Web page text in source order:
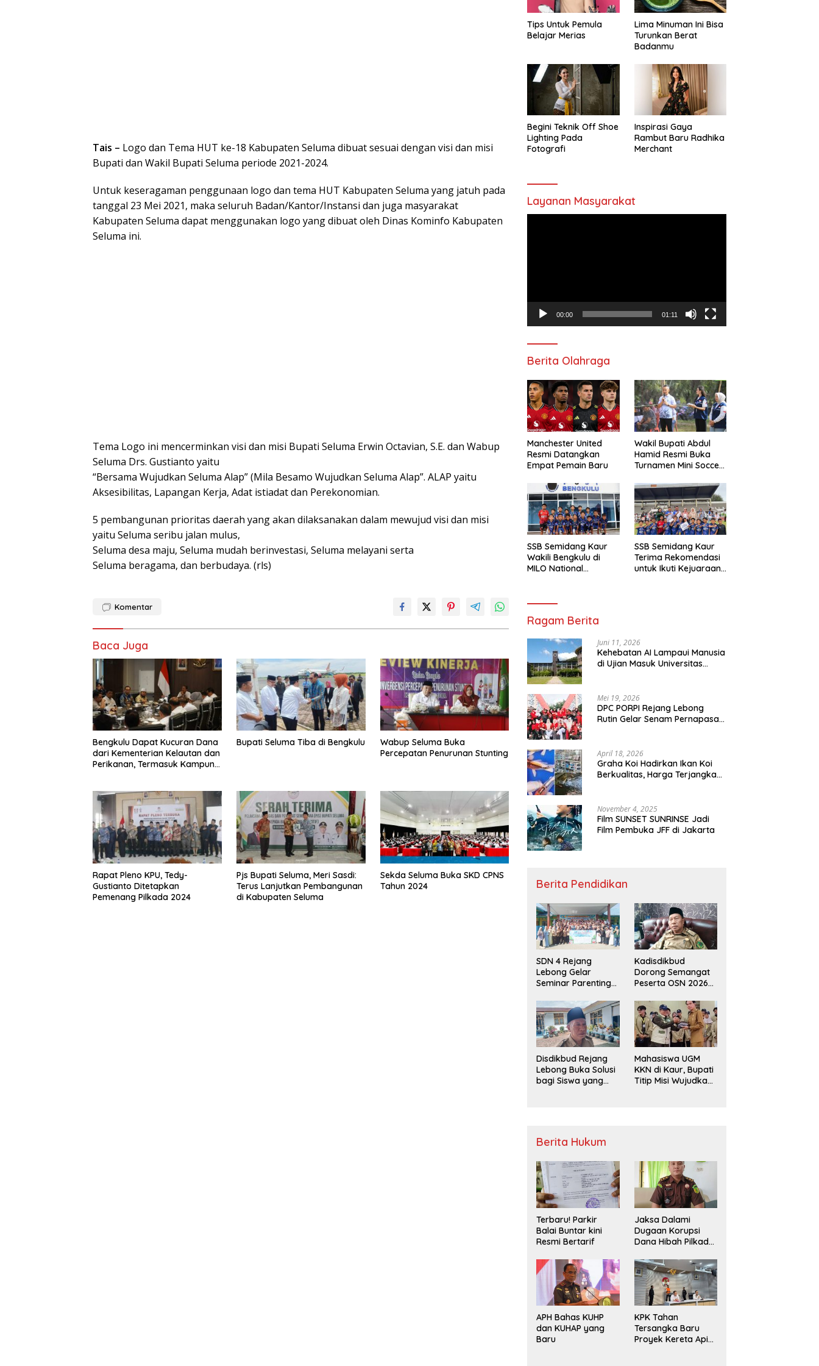
Tais – Logo dan Tema HUT ke-18 Kabupaten Seluma dibuat sesuai dengan visi dan misi
Bupati dan Wakil Bupati Seluma periode 2021-2024.
Untuk keseragaman penggunaan logo dan tema HUT Kabupaten Seluma yang jatuh pada
tanggal 23 Mei 2021, maka seluruh Badan/Kantor/Instansi dan juga masyarakat
Kabupaten Seluma dapat menggunakan logo yang dibuat oleh Dinas Kominfo Kabupaten
Seluma ini.
Tema Logo ini mencerminkan visi dan misi Bupati Seluma Erwin Octavian, S.E. dan Wabup
Seluma Drs. Gustianto yaitu
“Bersama Wujudkan Seluma Alap” (Mila Besamo Wujudkan Seluma Alap”. ALAP yaitu
Aksesibilitas, Lapangan Kerja, Adat istiadat dan Perekonomian.
5 pembangunan prioritas daerah yang akan dilaksanakan dalam mewujud visi dan misi
yaitu Seluma seribu jalan mulus,
Seluma desa maju, Seluma mudah berinvestasi, Seluma melayani serta
Seluma beragama, dan berbudaya. (rls)
Komentar
Baca Juga
Bengkulu Dapat Kucuran Dana
dari Kementerian Kelautan dan
Perikanan, Termasuk Kampung
Bupati Seluma Tiba di Bengkulu
Wabup Seluma Buka
Percepatan Penurunan Stunting
Rapat Pleno KPU, Tedy-
Gustianto Ditetapkan
Pemenang Pilkada 2024
Pjs Bupati Seluma, Meri Sasdi:
Terus Lanjutkan Pembangunan
di Kabupaten Seluma
Sekda Seluma Buka SKD CPNS
Tahun 2024
Tips Untuk Pemula
Belajar Merias
Lima Minuman Ini Bisa
Turunkan Berat
Badanmu
Begini Teknik Off Shoe
Lighting Pada
Fotografi
Inspirasi Gaya
Rambut Baru Radhika
Merchant
Layanan Masyarakat
00:00 01:11
Berita Olahraga
Manchester United
Resmi Datangkan
Empat Pemain Baru
Wakil Bupati Abdul
Hamid Resmi Buka
Turnamen Mini Soccer
SSB Semidang Kaur
Wakili Bengkulu di
MILO National
SSB Semidang Kaur
Terima Rekomendasi
untuk Ikuti Kejuaraan
Ragam Berita
Juni 11, 2026
Kehebatan AI Lampaui Manusia
di Ujian Masuk Universitas
Mei 19, 2026
DPC PORPI Rejang Lebong
Rutin Gelar Senam Pernapasan
April 18, 2026
Graha Koi Hadirkan Ikan Koi
Berkualitas, Harga Terjangkau
November 4, 2025
Film SUNSET SUNRINSE Jadi
Film Pembuka JFF di Jakarta
Berita Pendidikan
SDN 4 Rejang
Lebong Gelar
Seminar Parenting
Bullying,
Kadisdikbud: Patut
Jadi Contoh
Kadisdikbud
Dorong Semangat
Peserta OSN 2026
Disdikbud Rejang
Lebong Buka Solusi
bagi Siswa yang
Mahasiswa UGM
KKN di Kaur, Bupati
Titip Misi Wujudkan
Berita Hukum
Terbaru! Parkir
Balai Buntar kini
Resmi Bertarif
Jaksa Dalami
Dugaan Korupsi
Dana Hibah Pilkada
Kaur
APH Bahas KUHP
dan KUHAP yang
Baru
KPK Tahan
Tersangka Baru
Proyek Kereta Api